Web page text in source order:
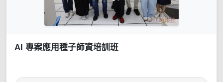
AI 專案應用種子師資培訓班